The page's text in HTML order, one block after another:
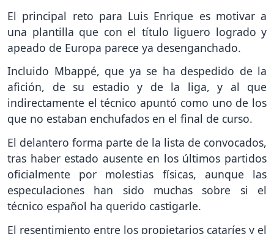
El principal reto para Luis Enrique es motivar a
una plantilla que con el título liguero logrado y
apeado de Europa parece ya desenganchado.
Incluido Mbappé, que ya se ha despedido de la
afición, de su estadio y de la liga, y al que
indirectamente el técnico apuntó como uno de los
que no estaban enchufados en el final de curso.
El delantero forma parte de la lista de convocados,
tras haber estado ausente en los últimos partidos
oficialmente por molestias físicas, aunque las
especulaciones han sido muchas sobre si el
técnico español ha querido castigarle.
El resentimiento entre los propietarios cataríes y el